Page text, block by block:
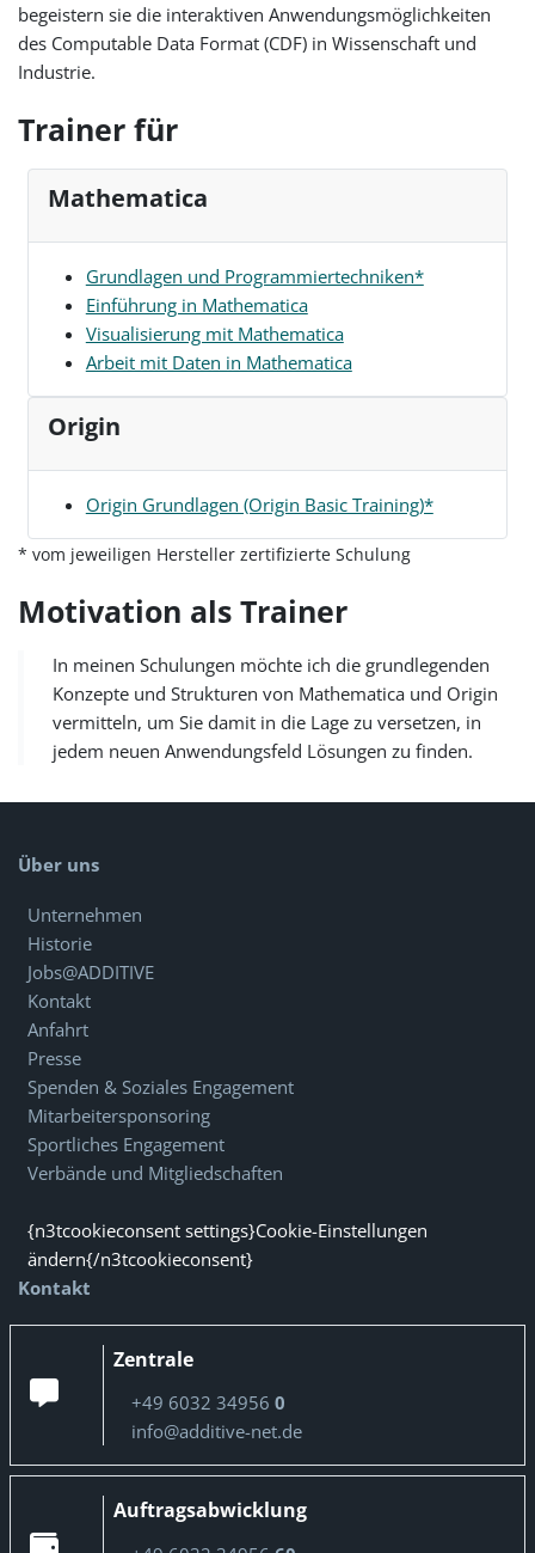
begeistern sie die interaktiven Anwendungsmöglichkeiten
des Computable Data Format (CDF) in Wissenschaft und
Industrie.
Trainer für
Mathematica
Grundlagen und Programmiertechniken*
Einführung in Mathematica
Visualisierung mit Mathematica
Arbeit mit Daten in Mathematica
Origin
Origin Grundlagen (Origin Basic Training)*
* vom jeweiligen Hersteller zertifizierte Schulung
Motivation als Trainer
In meinen Schulungen möchte ich die grundlegenden
Konzepte und Strukturen von Mathematica und Origin
vermitteln, um Sie damit in die Lage zu versetzen, in
jedem neuen Anwendungsfeld Lösungen zu finden.
Über uns
Unternehmen
Historie
Jobs@ADDITIVE
Kontakt
Anfahrt
Presse
Spenden & Soziales Engagement
Mitarbeitersponsoring
Sportliches Engagement
Verbände und Mitgliedschaften
{n3tcookieconsent settings}Cookie-Einstellungen
ändern{/n3tcookieconsent}
Kontakt
Zentrale
+49 6032 34956 0
info@additive-net.de
Auftragsabwicklung